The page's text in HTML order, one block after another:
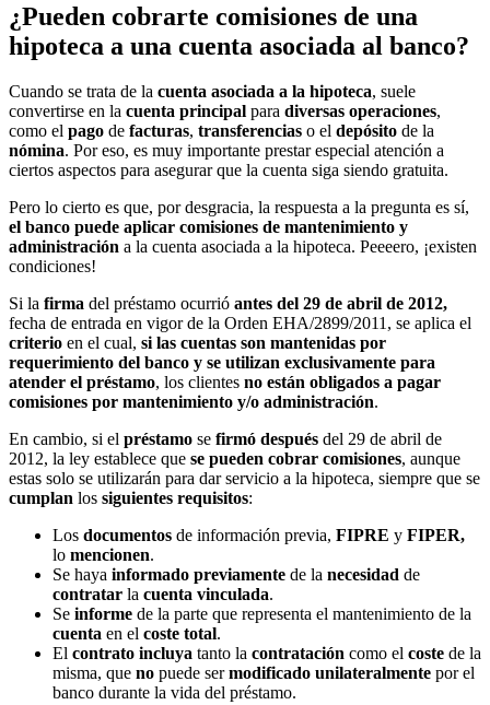
¿Pueden cobrarte comisiones de una
hipoteca a una cuenta asociada al banco?
Cuando se trata de la cuenta asociada a la hipoteca, suele
convertirse en la cuenta principal para diversas operaciones,
como el pago de facturas, transferencias o el depósito de la
nómina. Por eso, es muy importante prestar especial atención a
ciertos aspectos para asegurar que la cuenta siga siendo gratuita.
Pero lo cierto es que, por desgracia, la respuesta a la pregunta es sí,
el banco puede aplicar comisiones de mantenimiento y
administración a la cuenta asociada a la hipoteca. Peeeero, ¡existen
condiciones!
Si la firma del préstamo ocurrió antes del 29 de abril de 2012,
fecha de entrada en vigor de la Orden EHA/2899/2011, se aplica el
criterio en el cual, si las cuentas son mantenidas por
requerimiento del banco y se utilizan exclusivamente para
atender el préstamo, los clientes no están obligados a pagar
comisiones por mantenimiento y/o administración.
En cambio, si el préstamo se firmó después del 29 de abril de
2012, la ley establece que se pueden cobrar comisiones, aunque
estas solo se utilizarán para dar servicio a la hipoteca, siempre que se
cumplan los siguientes requisitos:
Los documentos de información previa, FIPRE y FIPER,
lo mencionen.
Se haya informado previamente de la necesidad de
contratar la cuenta vinculada.
Se informe de la parte que representa el mantenimiento de la
cuenta en el coste total.
El contrato incluya tanto la contratación como el coste de la
misma, que no puede sermodificado unilateralmente por el
banco durante la vida del préstamo.